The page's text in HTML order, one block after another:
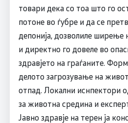
товари дека со тоа што го
потоне во ѓубре и да се
депонија, дозволиле ширење
и директно го довеле во
здравјето на граѓаните.
делото загрозување на
отпад. Локални иснпектори
за животна средина и
Јавно здравје на терен ја